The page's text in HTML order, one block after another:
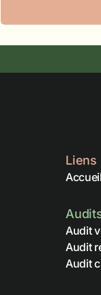
Liens
Accueil
Audit
Audit
Audit